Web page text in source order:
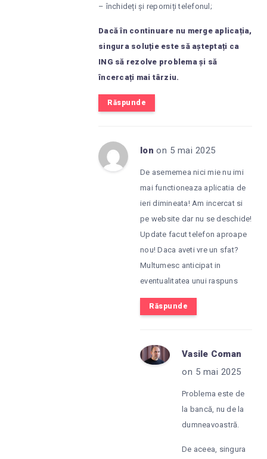
– închideți și reporniți telefonul;
Dacă în continuare nu merge aplicația,
singura soluție este să așteptați ca
ING să rezolve problema și să
încercați mai târziu.
Răspunde
Ion on 5 mai 2025
De asememea nici mie nu imi
mai functioneaza aplicatia de
ieri dimineata! Am incercat si
pe website dar nu se deschide!
Update facut telefon aproape
nou! Daca aveti vre un sfat?
Multumesc anticipat in
eventualitatea unui raspuns
Răspunde
Vasile Coman
on 5 mai 2025
Problema este de
la bancă, nu de la
dumneavoastră.
De aceea, singura